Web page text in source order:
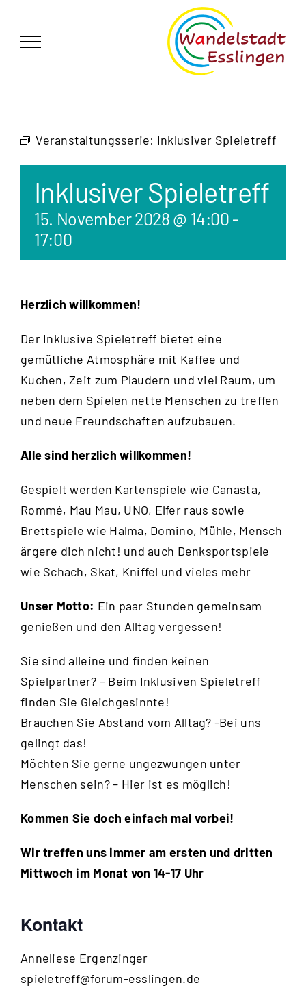
springen
Veranstaltungsserie: Inklusiver Spieletreff
Inklusiver Spieletreff
15. November 2028 @ 14:00 -
17:00
Herzlich willkommen!
Der Inklusive Spieletreff bietet eine
gemütliche Atmosphäre mit Kaffee und
Kuchen, Zeit zum Plaudern und viel Raum, um
neben dem Spielen nette Menschen zu treffen
und neue Freundschaften aufzubauen.
Alle sind herzlich willkommen!
Gespielt werden Kartenspiele wie Canasta,
Rommé, Mau Mau, UNO, Elfer raus sowie
Brettspiele wie Halma, Domino, Mühle, Mensch
ärgere dich nicht! und auch Denksportspiele
wie Schach, Skat, Kniffel und vieles mehr
Unser Motto: Ein paar Stunden gemeinsam
genießen und den Alltag vergessen!
Sie sind alleine und finden keinen
Spielpartner? – Beim Inklusiven Spieletreff
finden Sie Gleichgesinnte!
Brauchen Sie Abstand vom Alltag? -Bei uns
gelingt das!
Möchten Sie gerne ungezwungen unter
Menschen sein? – Hier ist es möglich!
Kommen Sie doch einfach mal vorbei!
Wir treffen uns immer am ersten und dritten
Mittwoch im Monat von 14-17 Uhr
Kontakt
Anneliese Ergenzinger
E-
spieletreff@forum-esslingen.de